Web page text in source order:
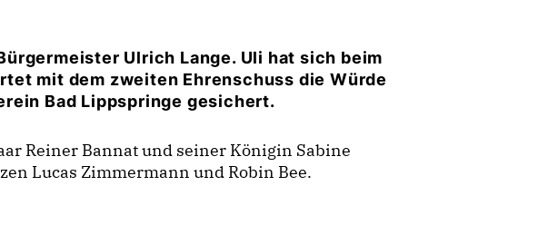
Ulrich Lange. Uli hat sich beim
mit dem zweiten Ehrenschuss die Würde
Bad Lippspringe gesichert.
Reiner Bannat und seiner Königin Sabine
Lucas Zimmermann und Robin Bee.